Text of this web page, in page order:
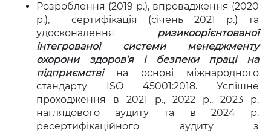
Розроблення (2019 р.), впровадження (2020
р.), сертифікація (січень 2021 р.) та
удосконалення ризикоорієнтованої
інтегрованої системи менеджменту
охорони здоров’я і безпеки праці на
підприємствіна основі міжнародного
стандарту ISO 45001:2018. Успішне
проходження в 2021 р., 2022 р., 2023 р.
наглядового аудиту та в 2024 р.
ресертифікаційного аудиту з